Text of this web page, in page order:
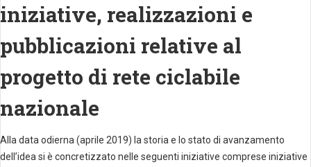
iniziative, realizzazioni e
pubblicazioni relative al
progetto di rete ciclabile
nazionale
Alla data odierna (aprile 2019) la storia e lo stato di avanzamento
dell’idea si è concretizzato nelle seguenti iniziative comprese iniziative